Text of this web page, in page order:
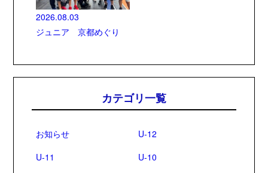
2026.08.03
ジュニア 京都めぐり
カテゴリ一覧
お知らせ
U-12
U-11
U-10